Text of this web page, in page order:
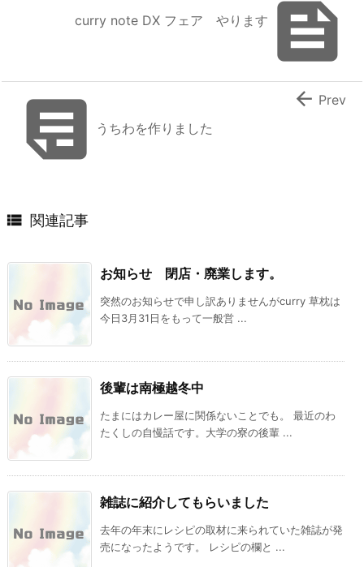

curry note DX フェア やります
 うちわを作りました
 Prev
 関連記事
お知らせ 閉店・廃業します。
突然のお知らせで申し訳ありませんがcurry 草枕は
今日3月31日をもって一般営 ...
後輩は南極越冬中
たまにはカレー屋に関係ないことでも。 最近のわ
たくしの自慢話です。大学の寮の後輩 ...
雑誌に紹介してもらいました
去年の年末にレシピの取材に来られていた雑誌が発
売になったようです。 レシピの欄と ...